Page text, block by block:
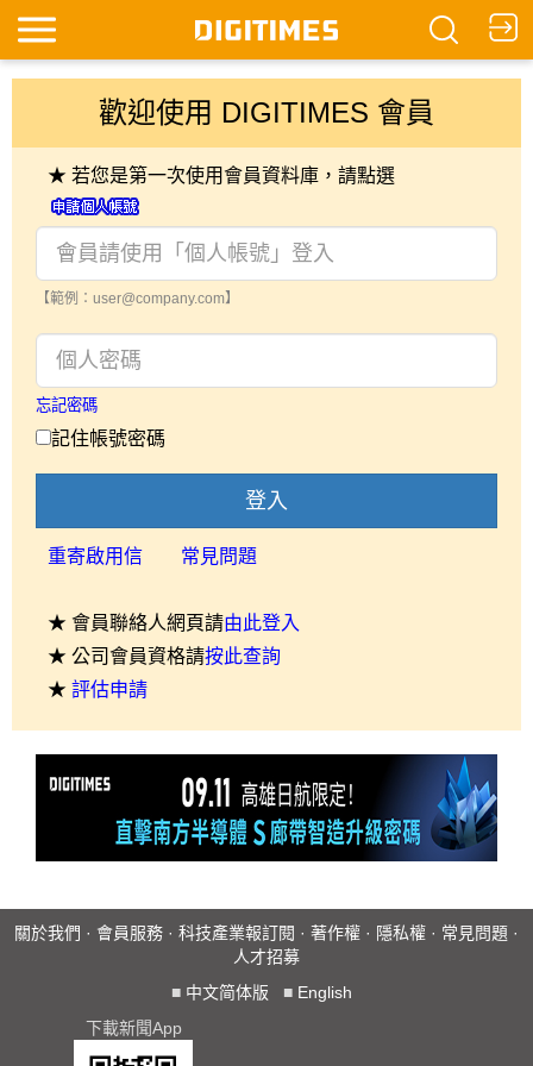
歡迎使用 DIGITIMES 會員
★ 若您是第一次使用會員資料庫，請點選
【範例：user@company.com】
忘記密碼
記住帳號密碼
登入
重寄啟用信 常見問題
★ 會員聯絡人網頁請由此登入
★ 公司會員資格請按此查詢
★ 評估申請
關於我們 · 會員服務 · 科技產業報訂閱 · 著作權 · 隱私權 · 常見問題 ·
人才招募
■ 中文简体版 ■ English
下載新聞App